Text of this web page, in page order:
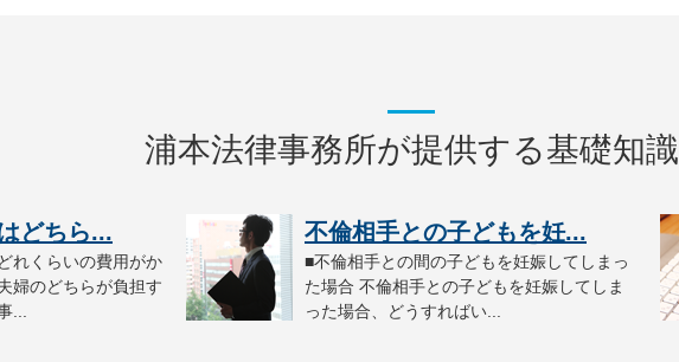
浦本法律事務所が提供する基礎知識
どちら...
れくらいの費用がか
婦のどちらが負担す
...
不倫相手との子どもを妊...
■不倫相手との間の子どもを妊娠してしまっ
た場合 不倫相手との子どもを妊娠してしま
った場合、どうすればい...